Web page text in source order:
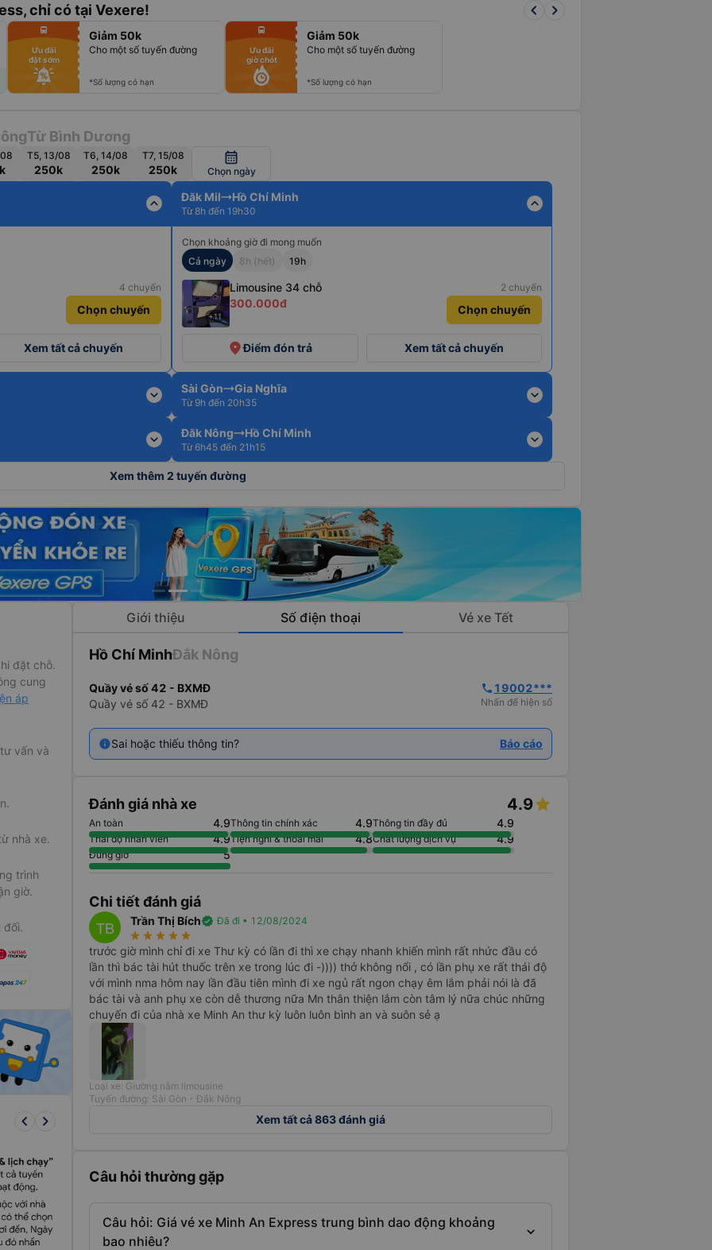
chỉ có tại Vexere! keyboard_arrow_left keyboard_arrow_right
fiber_manual_record
fiber_manual_record
fiber_manual_record
fiber_manual_record
fiber_manual_record
fiber_manual_record
fiber_manual_record
directions_bus
Ưu đãi
đặt sớm
Giảm 50k
Cho một số tuyến đường
*Số lượng có hạn
fiber_manual_record
fiber_manual_record
fiber_manual_record
fiber_manual_record
fiber_manual_record
fiber_manual_record
fiber_manual_record
directions_bus
Ưu đãi
giờ chót
Giảm 50k
Cho một số tuyến đường
*Số lượng có hạn
Từ Bình Dương
T5, 13/08
250k
T6, 14/08
250k
T7, 15/08
250k
calendar_month
Chọn ngày
expand_less
4 chuyến
Chọn chuyến
Xem tất cả chuyến
Đăk Mil Hồ Chí Minh
Từ 8h đến 19h30 expand_less
Chọn khoảng giờ đi mong muốn
Cả ngày
8h (hết) 19h
+11
Limousine 34 chỗ 2 chuyến
300.000đ Chọn chuyến
placeĐiểm đón trả Xem tất cả chuyến
expand_more Sài Gòn Gia Nghĩa
Từ 9h đến 20h35 expand_more
expand_more Đăk Nông Hồ Chí Minh
Từ 6h45 đến 21h15 expand_more
Xem thêm 2 tuyến đường
đặt chỗ.
cung
áp
vấn và
nhà xe.
trình
giờ.
đối.
keyboard_arrow_left keyboard_arrow_right
Giới thiệu Số điện thoại Vé xe Tết
động với
tin tưởng.
chuyên
các ngày
hoạch sớm
vé xe Thư
Hồ Chí MinhĐắk Nông
Quầy vé số 42 - BXMĐ
Quầy vé số 42 - BXMĐ
phone 19002***
Nhấn để hiện số
Sai hoặc thiếu thông tin? Báo cáo
Đánh giá nhà xe 4.9
An toàn 4.9Thông tin chính xác 4.9Thông tin đầy đủ 4.9
Thái độ nhân viên 4.9Tiện nghi & thoải mái 4.8Chất lượng dịch vụ 4.9
Đúng giờ 5
Chi tiết đánh giá
TB Trần Thị Bíchverified Đã đi • 12/08/2024
star_rate star_rate star_rate star_rate star_rate
trước giờ mình chỉ đi xe Thư kỳ có lần đi thì xe chạy nhanh khiến mình rất nhức đầu có
lần thì bác tài hút thuốc trên xe trong lúc đi -)))) thở không nổi , có lần phụ xe rất thái độ
với mình nma hôm nay lần đầu tiên mình đi xe ngủ rất ngon chạy êm lắm phải nói là đã
bác tài và anh phụ xe còn dễ thương nữa Mn thân thiện lắm còn tâm lý nữa chúc những
chuyến đi của nhà xe Minh An thư kỳ luôn luôn bình an và suôn sẻ ạ
Loại xe: Giường nằm limousine
Tuyến đường: Sài Gòn - Đắk Nông
Xem tất cả 863 đánh giá
Câu hỏi thường gặp
Câu hỏi: Giá vé xe Minh An Express trung bình dao động khoảng
bao nhiêu?